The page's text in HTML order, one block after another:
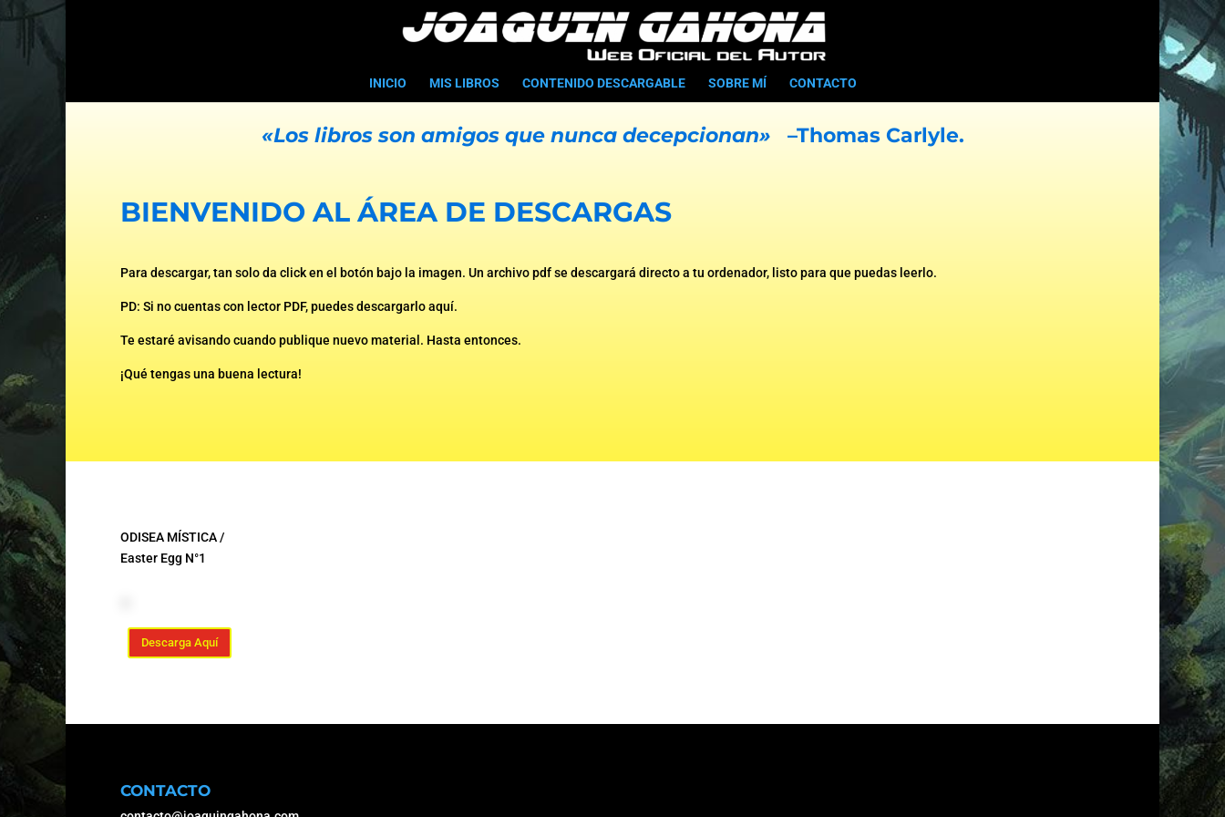
INICIO MIS LIBROS CONTENIDO DESCARGABLE SOBRE MÍ CONTACTO
«Los libros son amigos que nunca decepcionan» –Thomas Carlyle.
BIENVENIDO AL ÁREA DE DESCARGAS
Para descargar, tan solo da click en el botón bajo la imagen. Un archivo pdf se descargará directo a tu ordenador, listo para que puedas leerlo.
PD: Si no cuentas con lector PDF, puedes descargarlo aquí.
Te estaré avisando cuando publique nuevo material. Hasta entonces.
¡Qué tengas una buena lectura!
ODISEA MÍSTICA /
Easter Egg N°1
Descarga Aquí
CONTACTO